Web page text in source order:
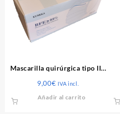
Mascarilla quirúrgica tipo IIR
9,00€ IVA incl.
Añadir al carrito